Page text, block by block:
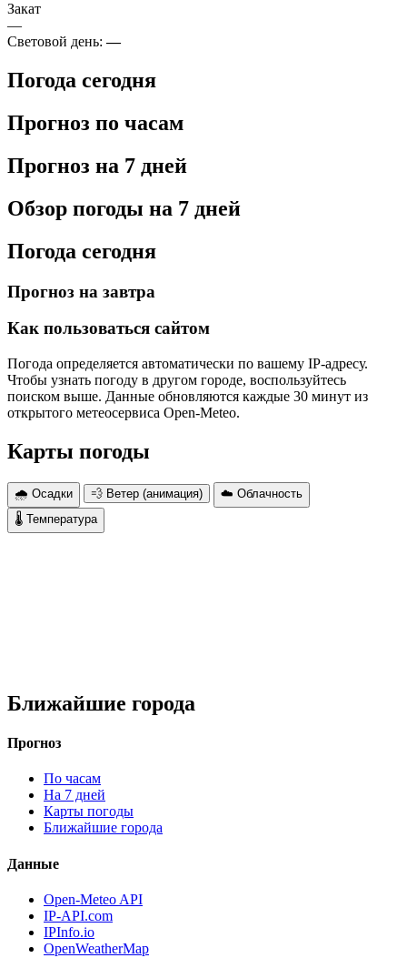
Закат
—
Световой день:—
Погода сегодня
Прогноз по часам
Прогноз на 7 дней
Обзор погоды на 7 дней
Погода сегодня
Прогноз на завтра
Как пользоваться сайтом
Погода определяется автоматически по вашему IP-адресу.
Чтобы узнать погоду в другом городе, воспользуйтесь
поиском выше. Данные обновляются каждые 30 минут из
открытого метеосервиса Open-Meteo.
Карты погоды
🌧 Осадки 💨 Ветер (анимация)
☁️ Облачность
🌡 Температура
Ближайшие города
Прогноз
По часам
На 7 дней
Карты погоды
Ближайшие города
Данные
Open-Meteo API
IP-API.com
IPInfo.io
OpenWeatherMap